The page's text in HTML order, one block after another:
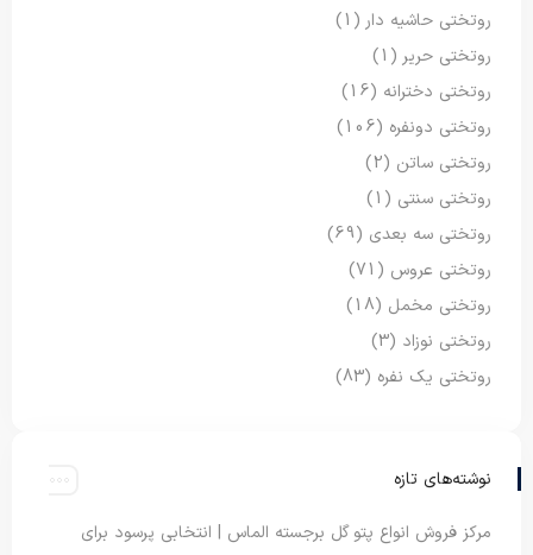
روتختی حاشیه دار(1)
روتختی حریر(1)
روتختی دخترانه (16)
روتختی دونفره (106)
روتختی ساتن (2)
روتختی سنتی (1)
روتختی سه بعدی (69)
روتختی عروس (71)
روتختی مخمل (18)
روتختی نوزاد (3)
روتختی یک نفره (83)
نوشته‌های تازه
مرکز فروش انواع پتو گل برجسته الماس | انتخابی پرسود برای